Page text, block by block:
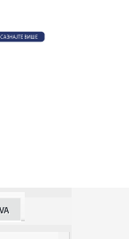
što Asvel čeka
dileme gde nastavlja